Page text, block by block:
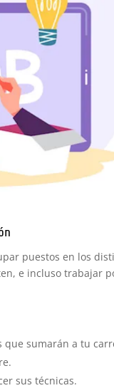
puestos en los
e incluso trabajar
que sumarán a tu
sus técnicas.